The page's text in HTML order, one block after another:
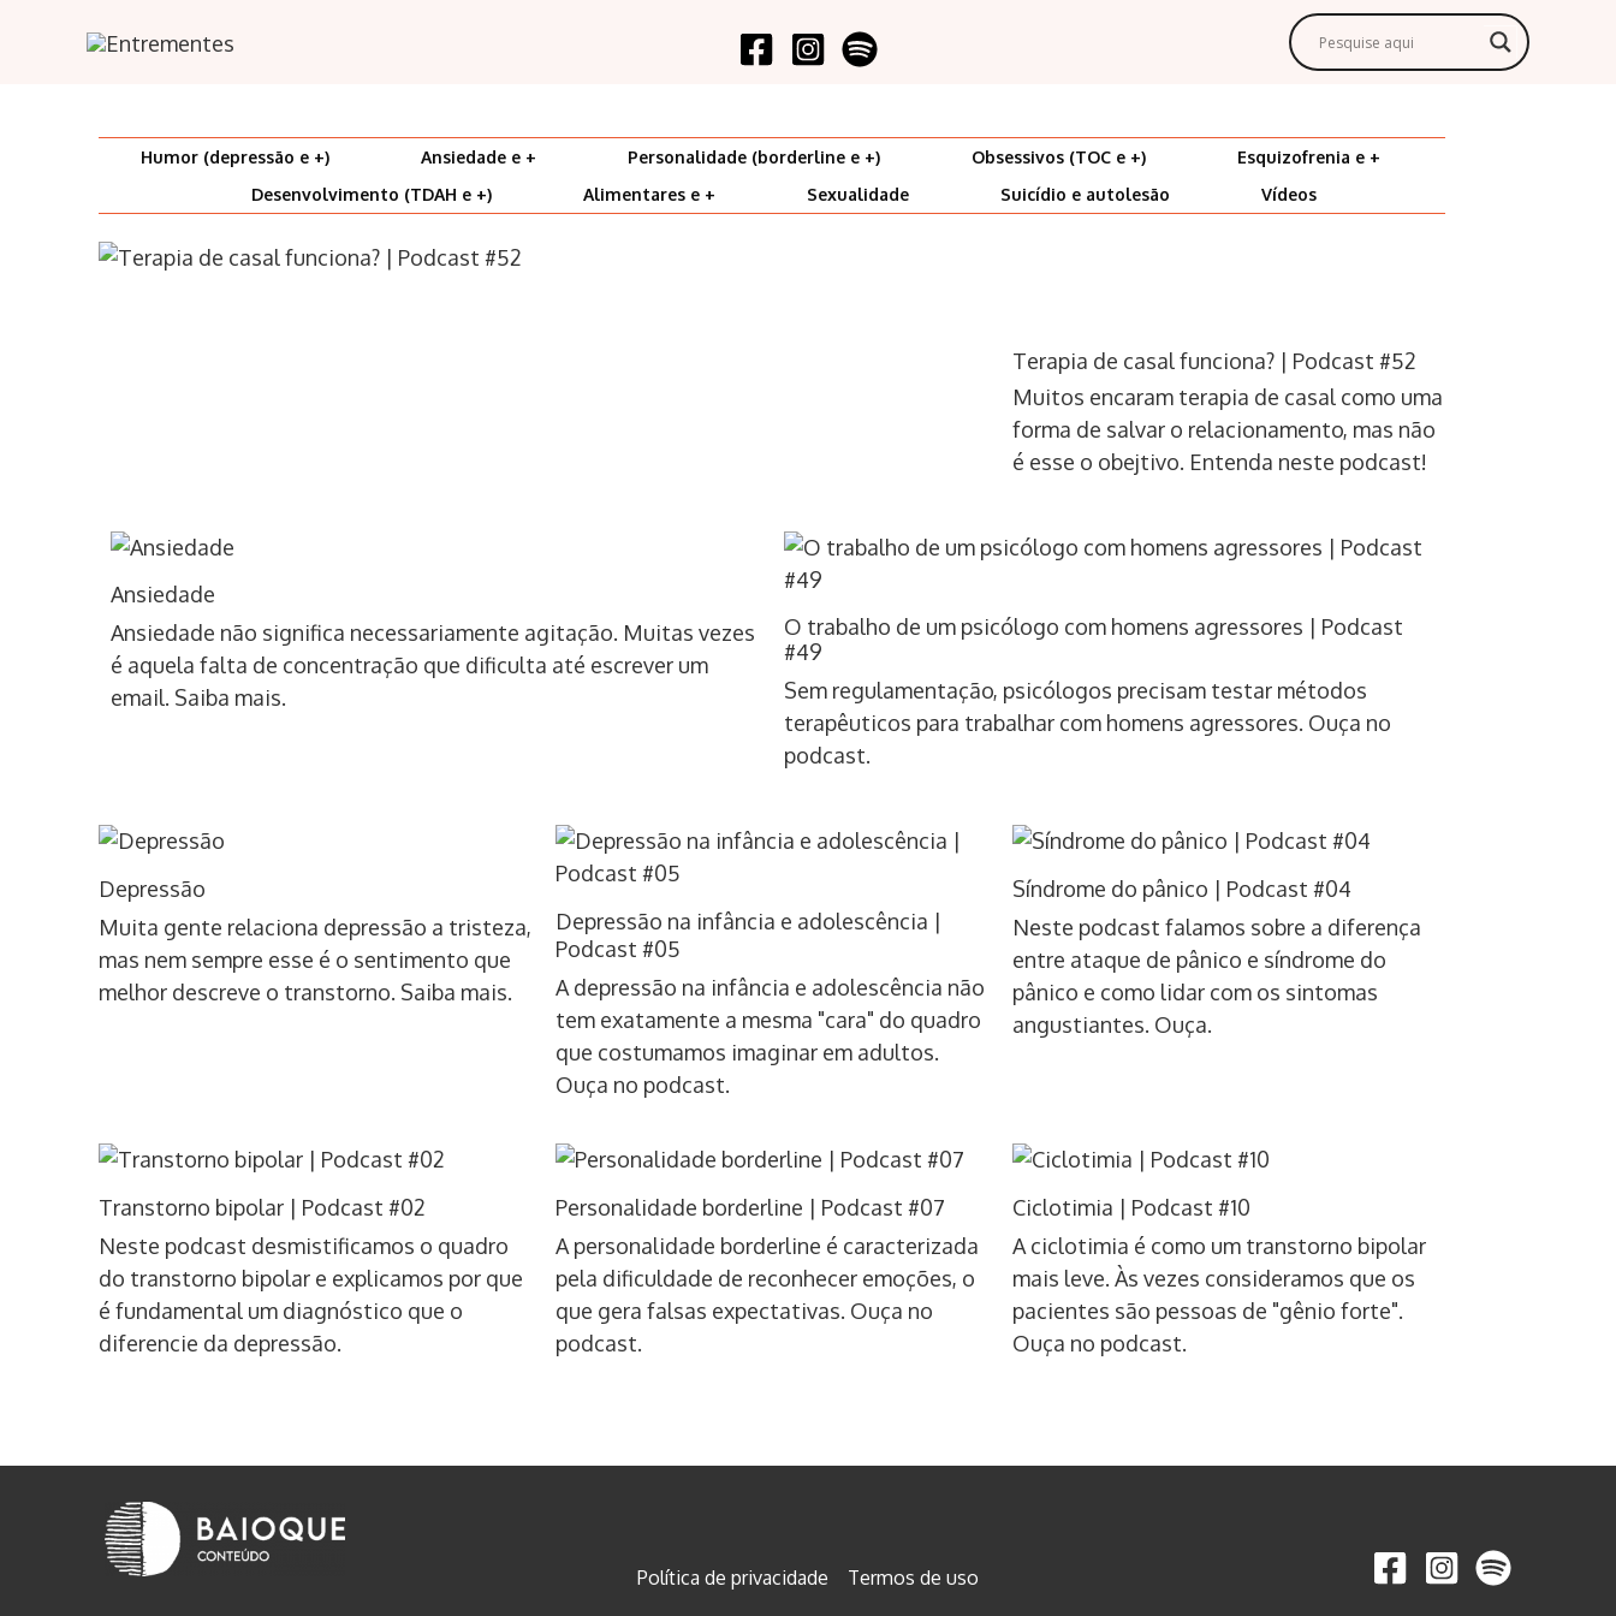
Humor (depressão e +) Ansiedade e + Personalidade (borderline e +) Obsessivos (TOC e +)
Esquizofrenia e +
Desenvolvimento (TDAH e +)
Alimentares e + Sexualidade Suicídio e autolesão Vídeos
Terapia de casal funciona? | Podcast #52
Muitos encaram terapia de casal como uma
forma de salvar o relacionamento, mas não
é esse o obejtivo. Entenda neste podcast!
Ansiedade
Ansiedade não significa necessariamente agitação. Muitas vezes
é aquela falta de concentração que dificulta até escrever um
email. Saiba mais.
O trabalho de um psicólogo com homens agressores | Podcast
#49
Sem regulamentação, psicólogos precisam testar métodos
terapêuticos para trabalhar com homens agressores. Ouça no
podcast.
Depressão
Muita gente relaciona depressão a tristeza,
mas nem sempre esse é o sentimento que
melhor descreve o transtorno. Saiba mais.
Depressão na infância e adolescência |
Podcast #05
A depressão na infância e adolescência não
tem exatamente a mesma "cara" do quadro
que costumamos imaginar em adultos.
Ouça no podcast.
Síndrome do pânico | Podcast #04
Neste podcast falamos sobre a diferença
entre ataque de pânico e síndrome do
pânico e como lidar com os sintomas
angustiantes. Ouça.
Transtorno bipolar | Podcast #02
Neste podcast desmistificamos o quadro
do transtorno bipolar e explicamos por que
é fundamental um diagnóstico que o
diferencie da depressão.
Personalidade borderline | Podcast #07
A personalidade borderline é caracterizada
pela dificuldade de reconhecer emoções, o
que gera falsas expectativas. Ouça no
podcast.
Ciclotimia | Podcast #10
A ciclotimia é como um transtorno bipolar
mais leve. Às vezes consideramos que os
pacientes são pessoas de "gênio forte".
Ouça no podcast.
Política de privacidade Termos de uso